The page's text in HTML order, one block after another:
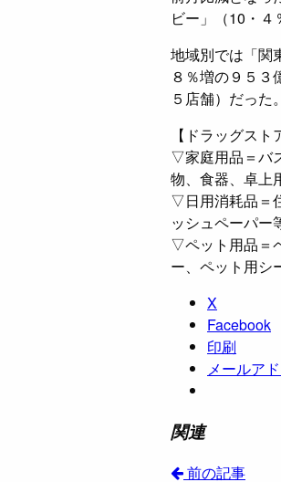
ビー」（10・４
地域別では「関
８％増の９５３
５店舗）だった。
【ドラッグスト
▽家庭用品＝バ
物、食器、卓上
▽日用消耗品＝
ッシュペーパー
▽ペット用品＝
ー、ペット用シ
X
Facebook
印刷
メールア
関連
前の記事